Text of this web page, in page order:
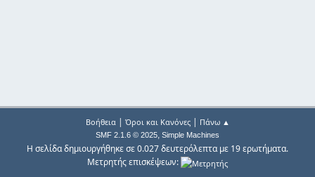
Βοήθεια| Όροι και Κανόνες| Πάνω ▲
SMF 2.1.6 © 2025, Simple Machines
Η σελίδα δημιουργήθηκε σε 0.027 δευτερόλεπτα με 19 ερωτήματα.
Μετρητής επισκέψεων: